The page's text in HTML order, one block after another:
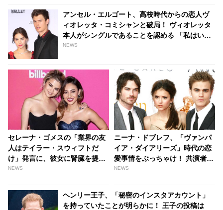
アンセル・エルゴート、高校時代からの恋人ヴ
ィオレッタ・コミシャンと破局！ ヴィオレッタ
本人がシングルであることを認める 「私はいま
26歳で…」 - tvgroove
NEWS
セレーナ・ゴメスの「業界の友
人はテイラー・スウィフトだ
け」発言に、彼女に腎臓を提供
した友人女優が意味深コメン
ローし不仲疑惑が再浮上 -
tvgroove
NEWS
ニーナ・ドブレフ、「ヴァンパ
イア・ダイアリーズ」時代の恋
愛事情をぶっちゃけ！ 共演者だ
けでなく、オーディション時の
tvgroove
NEWS
ヘンリー王子、「秘密のインスタアカウント」
を持っていたことが明らかに！ 王子の投稿は